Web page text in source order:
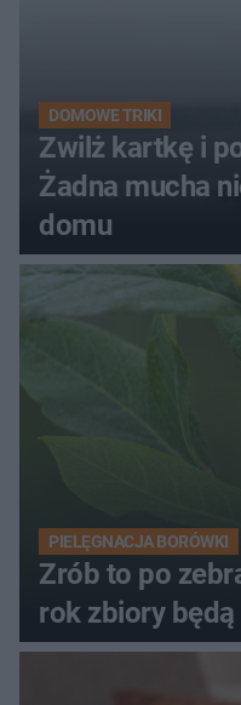
DOMOWE TRIKI
Zwilż kartkę i
Żadna mucha
domu
PIELĘGNACJA BORÓWKI
Zrób to po
rok zbiory